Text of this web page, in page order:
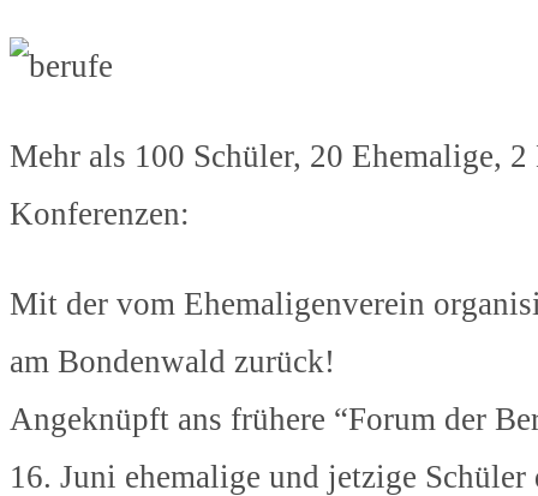
Mehr als 100 Schüler, 20 Ehemalige,
Konferenzen:
Mit der vom Ehemaligenverein
am Bondenwald zurück!
Angeknüpft ans frühere “Forum der
16. Juni ehemalige und jetzige